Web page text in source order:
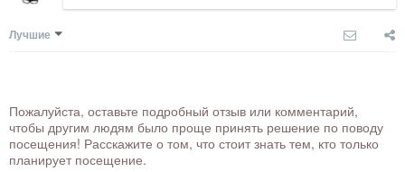
Лучшие
Пожалуйста, оставьте подробный отзыв или комментарий,
чтобы другим людям было проще принять решение по поводу
посещения! Расскажите о том, что стоит знать тем, кто только
планирует посещение.